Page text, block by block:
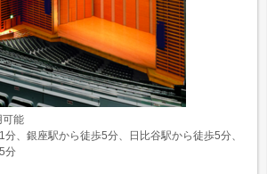
可能
、銀座駅から徒歩5分、日比谷駅から徒歩5分、
分